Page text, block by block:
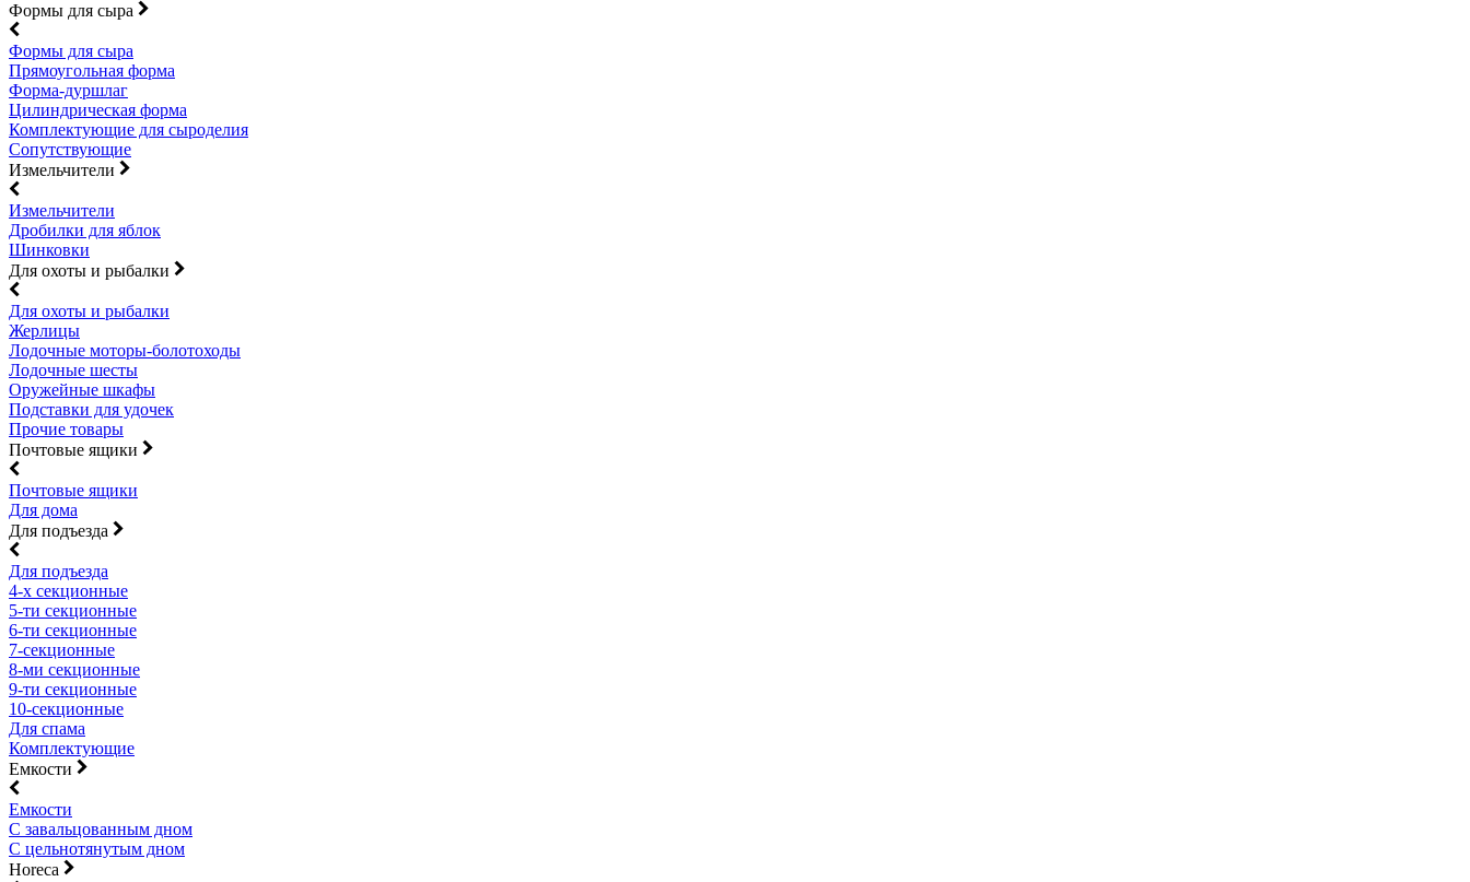
Формы для сыра
Формы для сыра
Прямоугольная форма
Форма-дуршлаг
Цилиндрическая форма
Комплектующие для сыроделия
Сопутствующие
Измельчители
Измельчители
Дробилки для яблок
Шинковки
Для охоты и рыбалки
Для охоты и рыбалки
Жерлицы
Лодочные моторы-болотоходы
Лодочные шесты
Оружейные шкафы
Подставки для удочек
Прочие товары
Почтовые ящики
Почтовые ящики
Для дома
Для подъезда
Для подъезда
4-х секционные
5-ти секционные
6-ти секционные
7-секционные
8-ми секционные
9-ти секционные
10-секционные
Для спама
Комплектующие
Емкости
Емкости
С завальцованным дном
С цельнотянутым дном
Horeca